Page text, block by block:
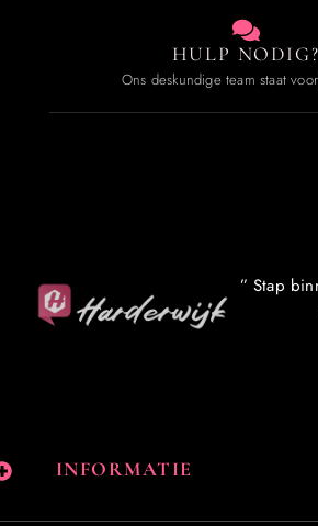
HULP NODIG?
Ons deskundige team staat
” Stap
INFORMATIE